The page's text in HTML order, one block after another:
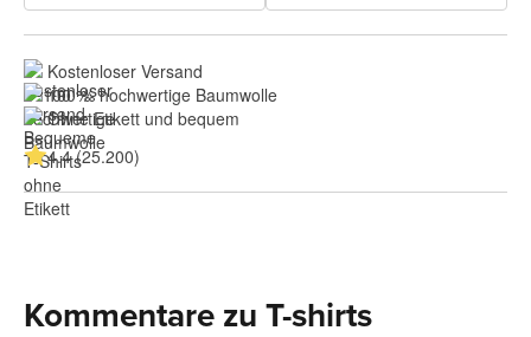
Kostenloser Versand
100 % hochwertige Baumwolle
Ohne Etikett und bequem
4.4 (25.200)
Kommentare zu T-shirts